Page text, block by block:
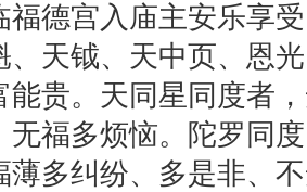
福德宫入庙主安乐享
、天钺、天中页、恩
能贵。天同星同度者
无福多烦恼。陀罗同
薄多纠纷、多是非、